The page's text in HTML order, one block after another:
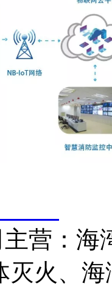
营：海
灭火、